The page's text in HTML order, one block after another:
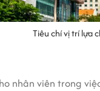
Tiêu chí vị trí lựa
nhân viên trong